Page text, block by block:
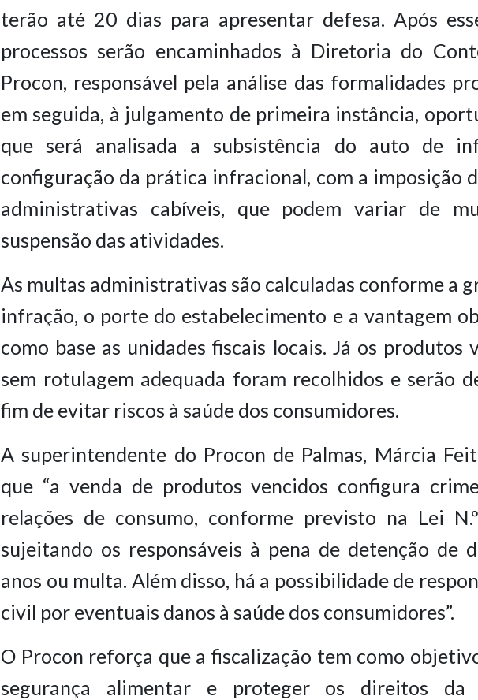
terão até 20 dias para apresentar defesa. Após
processos serão encaminhados à Diretoria do
Procon, responsável pela análise das formalidades
em seguida, à julgamento de primeira instância,
que será analisada a subsistência do auto de
configuração da prática infracional, com a imposição
administrativas cabíveis, que podem variar de
suspensão das atividades.
As multas administrativas são calculadas conforme a
infração, o porte do estabelecimento e a vantagem
como base as unidades fiscais locais. Já os produtos
sem rotulagem adequada foram recolhidos e serão
fim de evitar riscos à saúde dos consumidores.
A superintendente do Procon de Palmas, Márcia
que “a venda de produtos vencidos configura
relações de consumo, conforme previsto na Lei
sujeitando os responsáveis à pena de detenção de
anos ou multa. Além disso, há a possibilidade de
civil por eventuais danos à saúde dos consumidores”.
O Procon reforça que a fiscalização tem como
segurança alimentar e proteger os direitos da